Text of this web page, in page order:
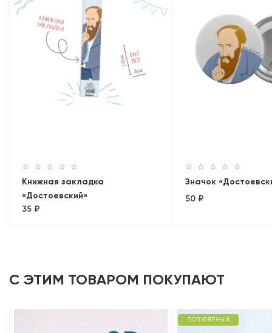
Книжная закладка
«Достоевский»
35 ₽
Значок
50 ₽
С ЭТИМ ТОВАРОМ ПОКУПАЮТ
ПОПУЛЯРНЫЙ